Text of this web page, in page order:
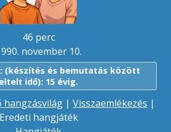
46 perc
november 10.
(készítés és bemutatás között
eltelt idő): 15 évig.
hangzásvilág | Visszaemlékezés |
Eredeti hangjáték